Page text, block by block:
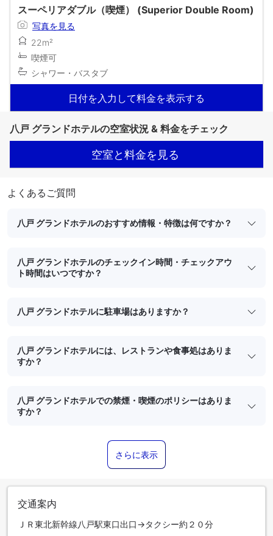
スーペリアダブル（喫煙） (Superior Double Room)
写真を見る
22m²
喫煙可
シャワー・バスタブ
日付を入力して料金を表示する
八戸 グランドホテルの空室状況 & 料金をチェック
空室と料金を見る
よくあるご質問
八戸 グランドホテルのおすすめ情報・特徴は何ですか？
八戸 グランドホテルのチェックイン時間・チェックアウ
ト時間はいつですか？
八戸 グランドホテルに駐車場はありますか？
八戸 グランドホテルには、レストランや食事処はありま
すか？
八戸 グランドホテルでの禁煙・喫煙のポリシーはありま
すか？
さらに表示
交通案内
ＪＲ東北新幹線八戸駅東口出口→タクシー約２０分